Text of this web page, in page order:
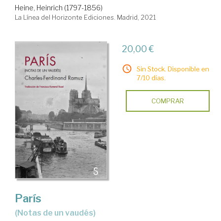
Heine, Heinrich (1797-1856)
La Línea del Horizonte Ediciones. Madrid, 2021
20,00 €
Sin Stock. Disponible en
7/10 días.
COMPRAR
París
(notas de un vaudés)